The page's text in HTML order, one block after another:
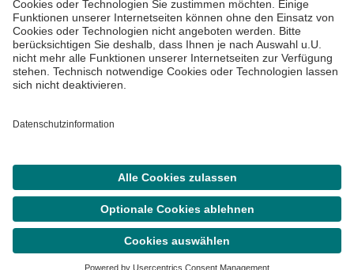
Menü
Suche
Impressum
©Asklepios Kliniken GmbH & Co. KGaA 2026